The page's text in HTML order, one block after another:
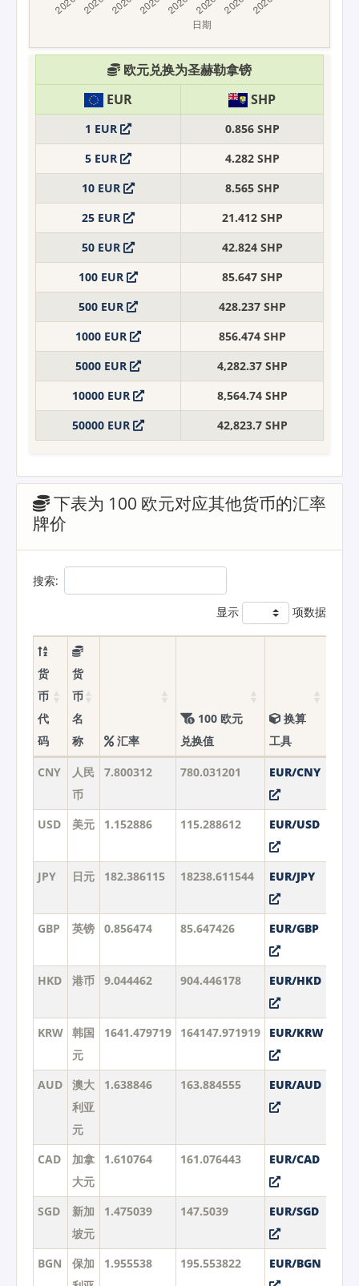
欧元兑换为圣赫勒拿镑
EUR
SHP
1 EUR
0.856 SHP
5 EUR
4.282 SHP
10 EUR
8.565 SHP
25 EUR
21.412 SHP
50 EUR
42.824 SHP
100 EUR
85.647 SHP
500 EUR
428.237 SHP
1000 EUR
856.474 SHP
5000 EUR
4,282.37 SHP
10000 EUR
8,564.74 SHP
50000 EUR
42,823.7 SHP
下表为 100 欧元对应其他货币的汇率
牌价
搜索:
显示 项数据
货
币
代
码
货
币
名
称
汇率
100 欧元
兑换值
换算
工具
CNY
人民
币
7.800312 780.031201 EUR/CNY
USD 美元 1.152886 115.288612 EUR/USD
JPY 日元 182.386115 18238.611544 EUR/JPY
GBP 英镑 0.856474 85.647426 EUR/GBP
HKD 港币 9.044462 904.446178 EUR/HKD
KRW 韩国
元
1641.479719 164147.971919 EUR/KRW
AUD
澳大
利亚
元
1.638846 163.884555 EUR/AUD
CAD
加拿
大元
1.610764 161.076443 EUR/CAD
SGD
新加
坡元
1.475039 147.5039 EUR/SGD
BGN
保加
1.955538 195.553822 EUR/BGN